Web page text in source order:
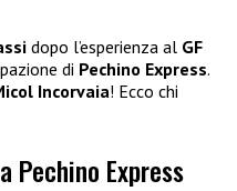
dopo l’esperienza al GF
di Pechino Express.
Incorvaia! Ecco chi
Pechino Express